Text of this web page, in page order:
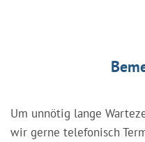
Um unnötig lange
wir gerne telefonisch